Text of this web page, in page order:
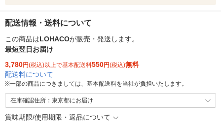
配送情報・送料について
この商品はLOHACOが販売・発送します。
最短翌日お届け
3,780円(税込)以上で基本配送料550円(税込)無料
配送料について
※一部の商品につきましては、基本配送料を当社が負担いたします。
在庫確認住所：東京都にお届け
賞味期限/使用期限・返品について